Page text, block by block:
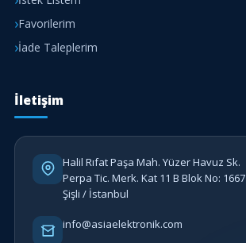
Favorilerim
İade Taleplerim
İletişim
Halil Rıfat Paşa Mah. Yüzer Havuz Sk.
Perpa Tic. Merk. Kat 11 B Blok No: 1667
Şişli / İstanbul
info@asiaelektronik.com